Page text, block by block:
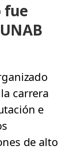
fue
carrera
e
de alto